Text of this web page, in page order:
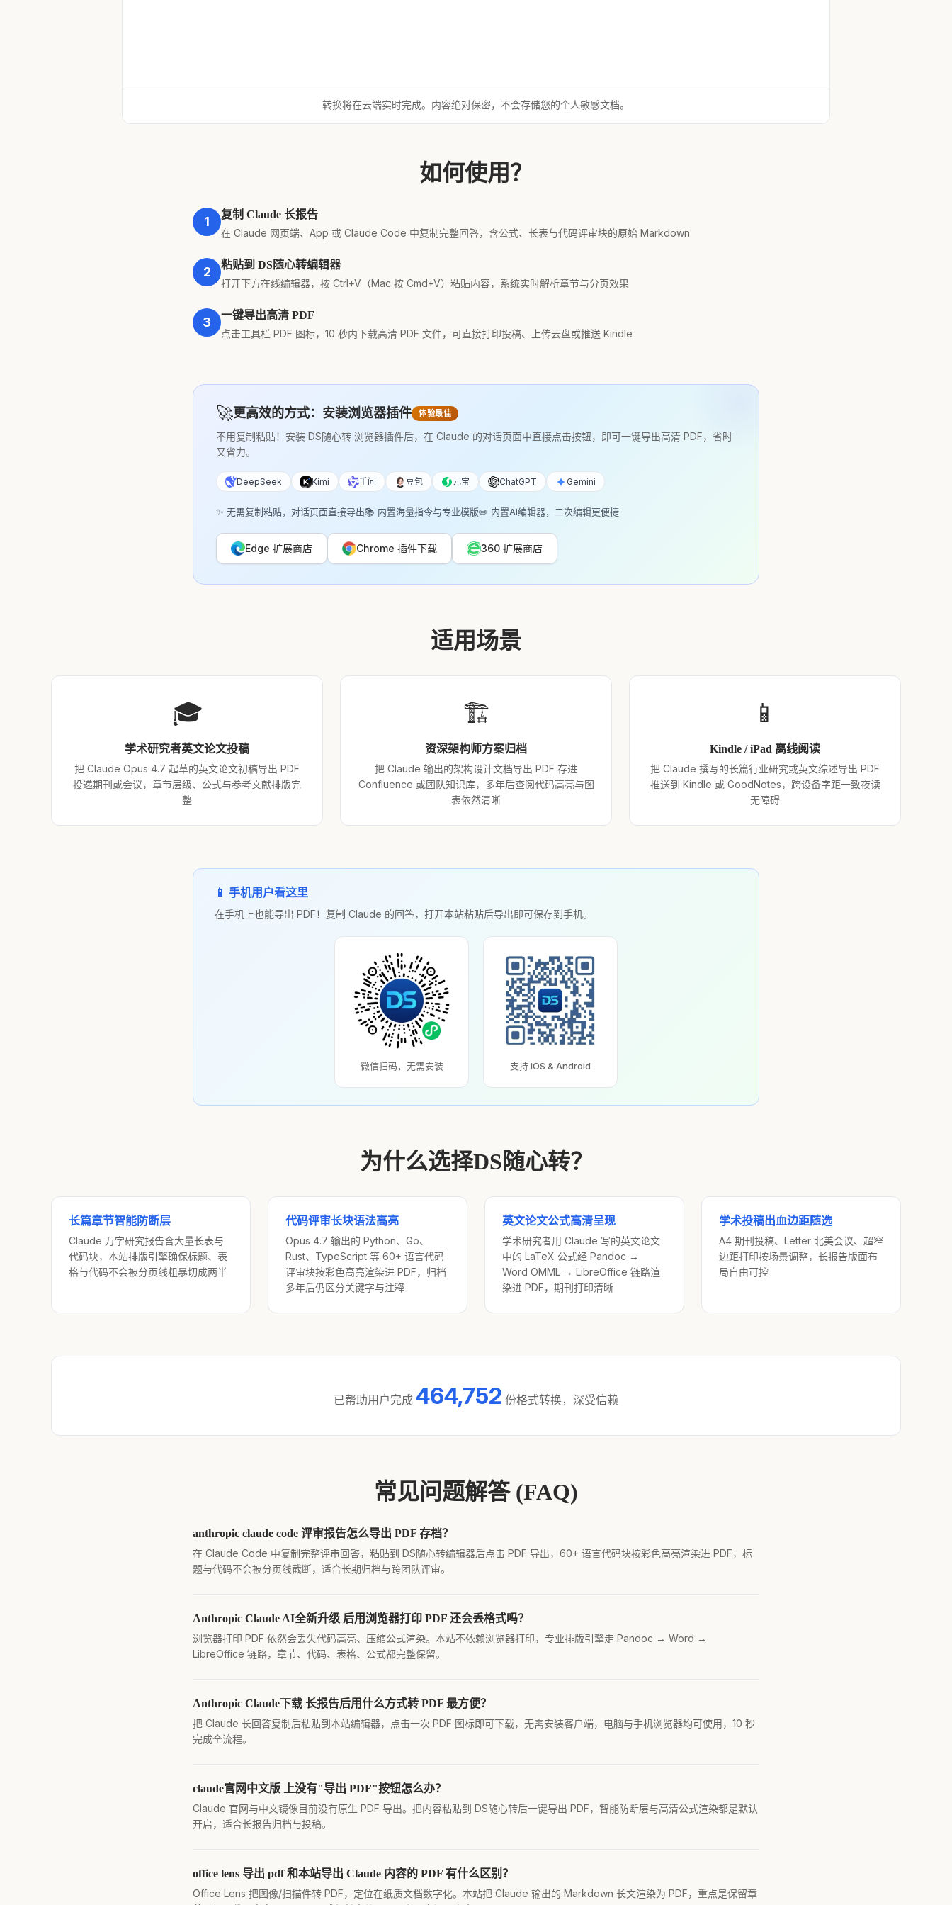
转换将在云端实时完成。内容绝对保密，不会存储您的个人敏感文档。
如何使用？
1
复制 Claude 长报告
在 Claude 网页端、App 或 Claude Code 中复制完整回答，含公式、长表与代码评审块的原始 Markdown
2
粘贴到 DS随心转编辑器
打开下方在线编辑器，按 Ctrl+V（Mac 按 Cmd+V）粘贴内容，系统实时解析章节与分页效果
3
一键导出高清 PDF
点击工具栏 PDF 图标，10 秒内下载高清 PDF 文件，可直接打印投稿、上传云盘或推送 Kindle
🚀更高效的方式：安装浏览器插件 体验最佳
不用复制粘贴！安装 DS随心转 浏览器插件后，在 Claude 的对话页面中直接点击按钮，即可一键导出高清 PDF，省时
又省力。
DeepSeek Kimi 千问 豆包 元宝 ChatGPT Gemini
✨ 无需复制粘贴，对话页面直接导出📚 内置海量指令与专业模版✏️ 内置AI编辑器，二次编辑更便捷
Edge 扩展商店 Chrome 插件下载 360 扩展商店
适用场景
🎓
学术研究者英文论文投稿
把 Claude Opus 4.7 起草的英文论文初稿导出 PDF
投递期刊或会议，章节层级、公式与参考文献排版完
整
🏗️
资深架构师方案归档
把 Claude 输出的架构设计文档导出 PDF 存进
Confluence 或团队知识库，多年后查阅代码高亮与图
表依然清晰
📱
Kindle / iPad 离线阅读
把 Claude 撰写的长篇行业研究或英文综述导出 PDF
推送到 Kindle 或 GoodNotes，跨设备字距一致夜读
无障碍
📱 手机用户看这里
在手机上也能导出 PDF！复制 Claude 的回答，打开本站粘贴后导出即可保存到手机。
微信扫码，无需安装 支持 iOS & Android
为什么选择DS随心转？
长篇章节智能防断层
Claude 万字研究报告含大量长表与
代码块，本站排版引擎确保标题、表
格与代码不会被分页线粗暴切成两半
代码评审长块语法高亮
Opus 4.7 输出的 Python、Go、
Rust、TypeScript 等 60+ 语言代码
评审块按彩色高亮渲染进 PDF，归档
多年后仍区分关键字与注释
英文论文公式高清呈现
学术研究者用 Claude 写的英文论文
中的 LaTeX 公式经 Pandoc →
Word OMML → LibreOffice 链路渲
染进 PDF，期刊打印清晰
学术投稿出血边距随选
A4 期刊投稿、Letter 北美会议、超窄
边距打印按场景调整，长报告版面布
局自由可控
已帮助用户完成 464,752 份格式转换，深受信赖
常见问题解答 (FAQ)
anthropic claude code 评审报告怎么导出 PDF 存档？
在 Claude Code 中复制完整评审回答，粘贴到 DS随心转编辑器后点击 PDF 导出，60+ 语言代码块按彩色高亮渲染进 PDF，标
题与代码不会被分页线截断，适合长期归档与跨团队评审。
Anthropic Claude AI全新升级 后用浏览器打印 PDF 还会丢格式吗？
浏览器打印 PDF 依然会丢失代码高亮、压缩公式渲染。本站不依赖浏览器打印，专业排版引擎走 Pandoc → Word →
LibreOffice 链路，章节、代码、表格、公式都完整保留。
Anthropic Claude下载 长报告后用什么方式转 PDF 最方便？
把 Claude 长回答复制后粘贴到本站编辑器，点击一次 PDF 图标即可下载，无需安装客户端，电脑与手机浏览器均可使用，10 秒
完成全流程。
claude官网中文版 上没有"导出 PDF"按钮怎么办？
Claude 官网与中文镜像目前没有原生 PDF 导出。把内容粘贴到 DS随心转后一键导出 PDF，智能防断层与高清公式渲染都是默认
开启，适合长报告归档与投稿。
office lens 导出 pdf 和本站导出 Claude 内容的 PDF 有什么区别？
Office Lens 把图像/扫描件转 PDF，定位在纸质文档数字化。本站把 Claude 输出的 Markdown 长文渲染为 PDF，重点是保留章